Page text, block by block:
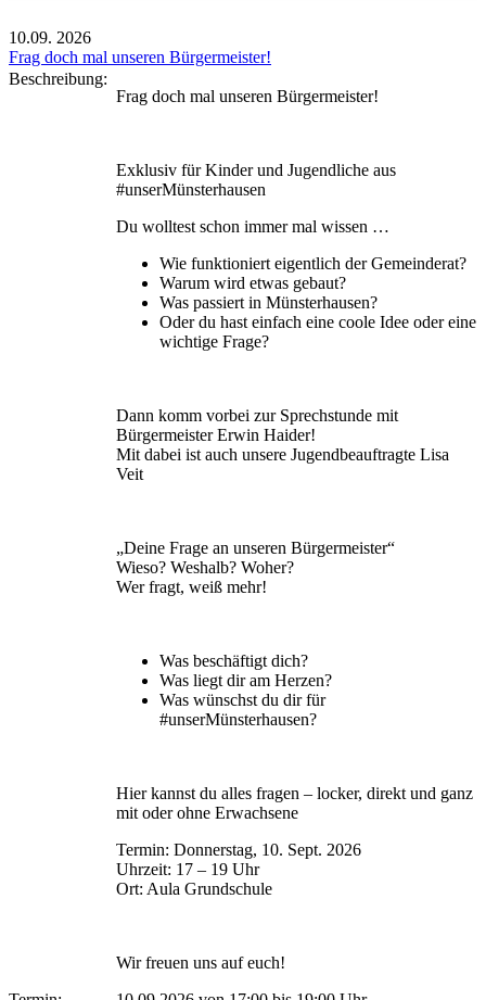
10.09. 2026
Frag doch mal unseren Bürgermeister!
Beschreibung:
Frag doch mal unseren Bürgermeister!
Exklusiv für Kinder und Jugendliche aus
#unserMünsterhausen
Du wolltest schon immer mal wissen …
Wie funktioniert eigentlich der Gemeinderat?
Warum wird etwas gebaut?
Was passiert in Münsterhausen?
Oder du hast einfach eine coole Idee oder eine
wichtige Frage?
Dann komm vorbei zur Sprechstunde mit
Bürgermeister Erwin Haider!
Mit dabei ist auch unsere Jugendbeauftragte Lisa
Veit
„Deine Frage an unseren Bürgermeister“
Wieso? Weshalb? Woher?
Wer fragt, weiß mehr!
Was beschäftigt dich?
Was liegt dir am Herzen?
Was wünschst du dir für
#unserMünsterhausen?
Hier kannst du alles fragen – locker, direkt und ganz
mit oder ohne Erwachsene
Termin: Donnerstag, 10. Sept. 2026
Uhrzeit: 17 – 19 Uhr
Ort: Aula Grundschule
Wir freuen uns auf euch!